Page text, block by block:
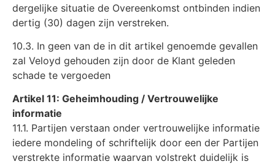
dergelijke situatie de Overeenkomst ontbinden indien
dertig (30) dagen zijn verstreken.
10.3. In geen van de in dit artikel genoemde gevallen
zal Veloyd gehouden zijn door de Klant geleden
schade te vergoeden
Artikel 11: Geheimhouding / Vertrouwelijke
informatie
11.1. Partijen verstaan onder vertrouwelijke informatie
iedere mondeling of schriftelijk door een der Partijen
verstrekte informatie waarvan volstrekt duidelijk is